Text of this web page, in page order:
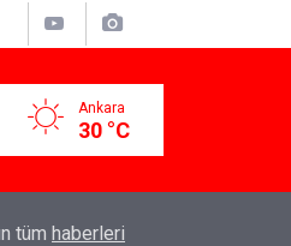
Ankara
30 °C
yok: YENİ Parti kapılarını açtı
tüm haberleri